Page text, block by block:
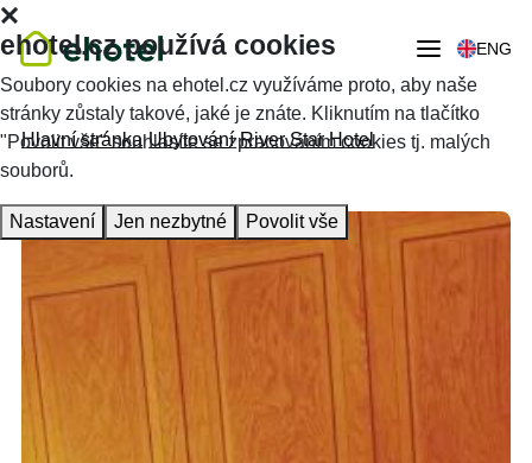
ENG
Hlavní stránka Ubytování River Star Hotel
ehotel.cz používá cookies
Soubory cookies na ehotel.cz využíváme proto, aby naše
stránky zůstaly takové, jaké je znáte. Kliknutím na tlačítko
"Povolit vše" souhlasíte se zpracováním cookies tj. malých
souborů.
Nastavení Jen nezbytné Povolit vše